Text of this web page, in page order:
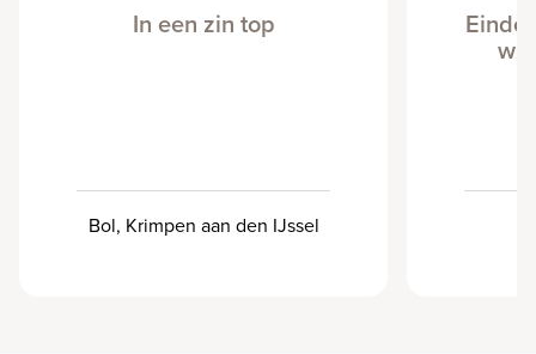
In een zin top
Bol, Krimpen aan den IJssel